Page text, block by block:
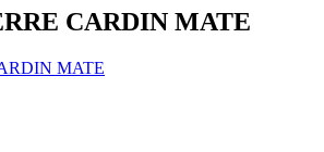
CARDIN MATE
MATE